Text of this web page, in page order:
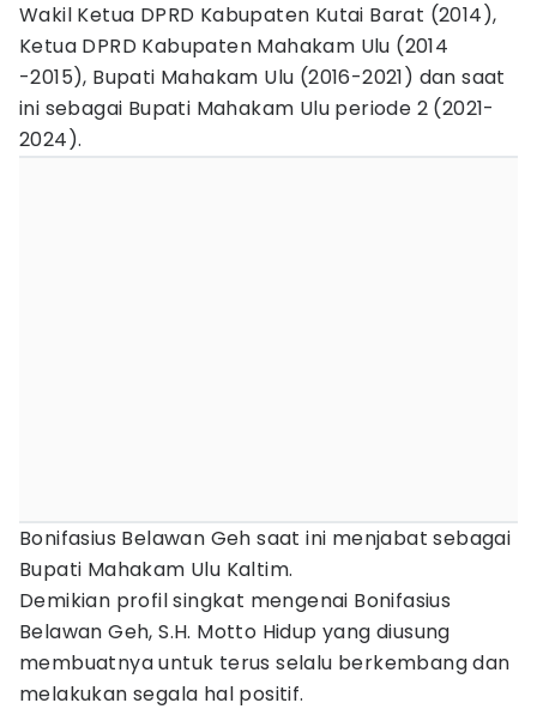
Wakil Ketua DPRD Kabupaten Kutai Barat (2014),
Ketua DPRD Kabupaten Mahakam Ulu (2014
-2015), Bupati Mahakam Ulu (2016-2021) dan saat
ini sebagai Bupati Mahakam Ulu periode 2 (2021-
2024).
Bonifasius Belawan Geh saat ini menjabat sebagai
Bupati Mahakam Ulu Kaltim.
Demikian profil singkat mengenai Bonifasius
Belawan Geh, S.H. Motto Hidup yang diusung
membuatnya untuk terus selalu berkembang dan
melakukan segala hal positif.